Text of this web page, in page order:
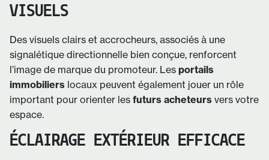
VISUELS
Des visuels clairs et accrocheurs, associés à une
signalétique directionnelle bien conçue, renforcent
l’image de marque du promoteur. Les portails
immobiliers locaux peuvent également jouer un rôle
important pour orienter les futurs acheteurs vers votre
espace.
ÉCLAIRAGE EXTÉRIEUR EFFICACE